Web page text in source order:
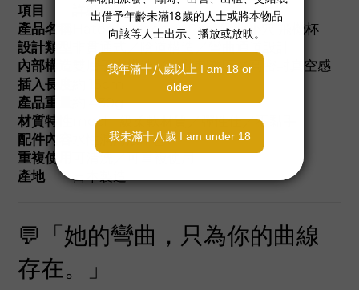
項目
詳細資料
產品名稱
Hatopla Magaru Real 彎曲小穴 飛機杯
設計類型
內部構造
雙層子宮構造／環狀刺激區／高密封真空感
插入長度
產品重量
約 430g
材質特性
mochi 級柔軟材質／彈性佳／不黏手
配件內容
水性潤滑液 1 包
重複使用
可清洗／可重複使用
產地
日本製造
💬「她的彎曲，只為你的曲線
存在。」